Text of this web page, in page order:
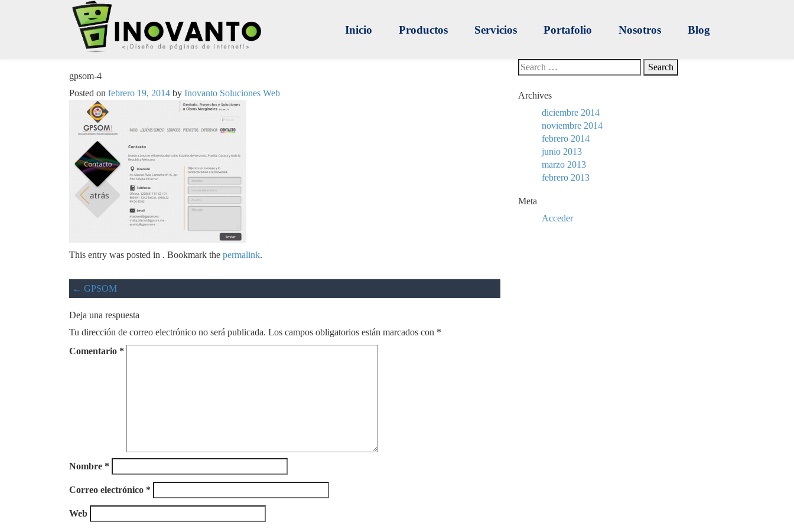
Inicio Productos Servicios Portafolio Nosotros Blog
gpsom-4
Posted on febrero 19, 2014 by Inovanto Soluciones Web
This entry was posted in . Bookmark the permalink.
← GPSOM
Deja una respuesta
Tu dirección de correo electrónico no será publicada. Los campos obligatorios están marcados con *
Comentario *
Nombre *
Correo electrónico *
Web
Archives
diciembre 2014
noviembre 2014
febrero 2014
junio 2013
marzo 2013
febrero 2013
Meta
Acceder